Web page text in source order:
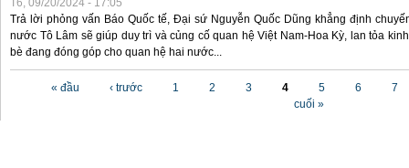
T6, 09/20/2024 - 17:05
Trả lời phỏng vấn Báo Quốc tế, Đại sứ Nguyễn Quốc Dũng khẳng định
nước Tô Lâm sẽ giúp duy trì và củng cố quan hệ Việt Nam-Hoa Kỳ, lan tỏa
bè đang đóng góp cho quan hệ hai nước...
« đầu ‹ trước 1 2 3 4 5 6
7
cuối »